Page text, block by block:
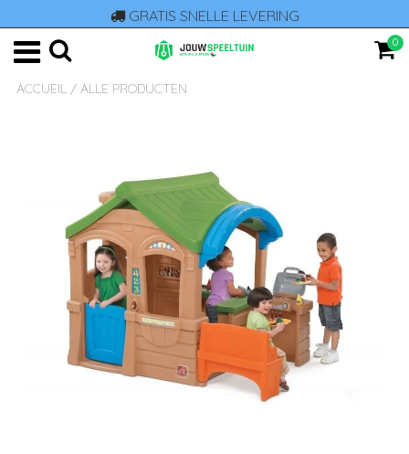
GRATIS SNELLE LEVERING
0
ACCUEIL / ALLE PRODUCTEN